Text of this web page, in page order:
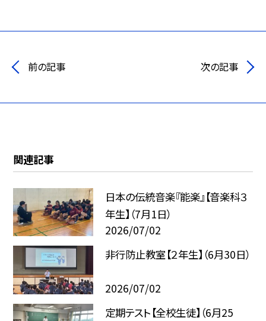
前の記事 次の記事
関連記事
日本の伝統音楽『能楽』【音楽科３
年生】（7月1日）
2026/07/02
非行防止教室【２年生】（6月30日）
2026/07/02
定期テスト【全校生徒】（6月25